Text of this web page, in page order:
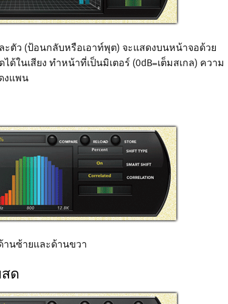
ะตัว (ป้อนกลับหรือเอาท์พุต) จะแสดงบนหน้าจอด้วย
ในเสียง ทำหน้าที่เป็นมิเตอร์ (0dB=เต็มสเกล) ความ
งแพน
นซ้ายและด้านขวา
ด